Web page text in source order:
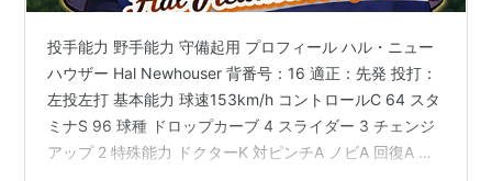
投手能力 野手能力 守備起用 プロフィール ハル・ニュー
ハウザー Hal Newhouser 背番号：16 適正：先発 投打：
左投左打 基本能力 球速153km/h コントロールC 64 スタ
ミナS 96 球種 ドロップカーブ 4 スライダー 3 チェンジ
アップ 2 特殊能力 ドクターK 対ピンチA ノビA 回復A キ